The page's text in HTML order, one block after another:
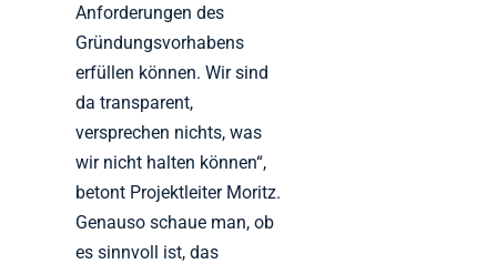
Anforderungen des
Gründungsvorhabens
erfüllen können. Wir sind
da transparent,
versprechen nichts, was
wir nicht halten können“,
betont Projektleiter Moritz.
Genauso schaue man, ob
es sinnvoll ist, das